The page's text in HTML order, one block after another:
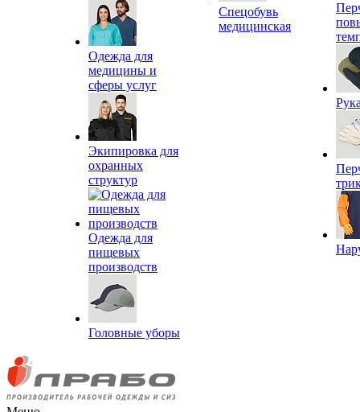
Одежда для
медицины и
сферы услуг
Экипировка для
охранных
структур
Одежда для
пищевых
производств
Головные уборы
Спецобувь
медицинская